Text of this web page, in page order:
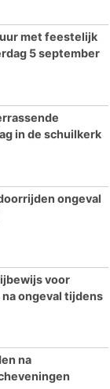
met feestelijk
5 september
in de schuilkerk
ongeval
voor
ongeval tijdens
na